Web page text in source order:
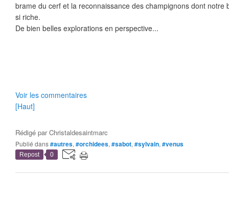
brame du cerf et la reconnaissance des champignons dont notre
si riche.
De bien belles explorations en perspective...
Voir les commentaires
[Haut]
Rédigé parChristaldesaintmarc
Publié dans#autres, #orchidees, #sabot, #sylvain, #venus
Repost 0